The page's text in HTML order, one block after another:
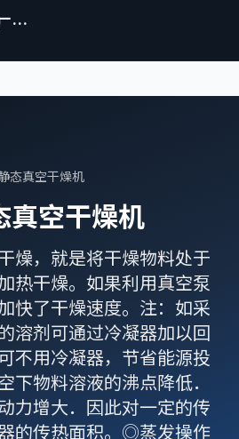
常州市干燥设备厂有限公司
态真空干燥机
真空干燥机
燥，就是将干燥物料处于
热干燥。如果利用真空泵
快了干燥速度。注：如采
溶剂可通过冷凝器加以回
不用冷凝器，节省能源投
物料溶液的沸点降低．
力增大．因此对一定的传
的传热面积。◎蒸发操作